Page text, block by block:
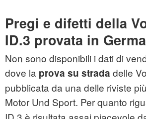
Pregi e difetti della
ID.3 provata in
Non sono disponibili i dati di
dove la prova su strada delle
pubblicata da una delle riviste
Motor Und Sport. Per quanto